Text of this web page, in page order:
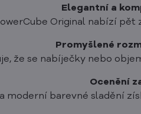
Elegantní a
Original nabízí
Promyšlené
že se nabíječky nebo
Ocenění
moderní barevné sladění